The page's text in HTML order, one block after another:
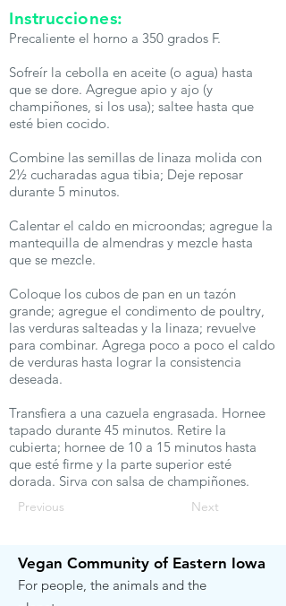
Instrucciones:
Precaliente el horno a 350 grados F.
Sofreír la cebolla en aceite (o agua) hasta
que se dore. Agregue apio y ajo (y
champiñones, si los usa); saltee hasta que
esté bien cocido.
Combine las semillas de linaza molida con
2½ cucharadas agua tibia; Deje reposar
durante 5 minutos.
Calentar el caldo en microondas; agregue la
mantequilla de almendras y mezcle hasta
que se mezcle.
Coloque los cubos de pan en un tazón
grande; agregue el condimento de poultry,
las verduras salteadas y la linaza; revuelve
para combinar. Agrega poco a poco el caldo
de verduras hasta lograr la consistencia
deseada.
Transfiera a una cazuela engrasada. Hornee
tapado durante 45 minutos. Retire la
cubierta; hornee de 10 a 15 minutos hasta
que esté firme y la parte superior esté
dorada. Sirva con salsa de champiñones.
Previous Next
Vegan Community of Eastern Iowa
For people, the animals and the